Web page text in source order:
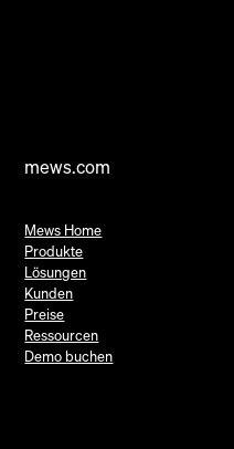
mews.com
Mews Home
Produkte
Lösungen
Kunden
Preise
Ressourcen
Demo buchen